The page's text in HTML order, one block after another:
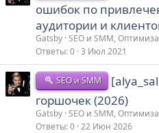
ошибок по
аудитории и
Gatsby SEO и SMM,
Ответы 0 3 Июл 2021
SEO и SMM
горшочек (2026)
Gatsby SEO и SMM,
Ответы 0 22 Июн 2026